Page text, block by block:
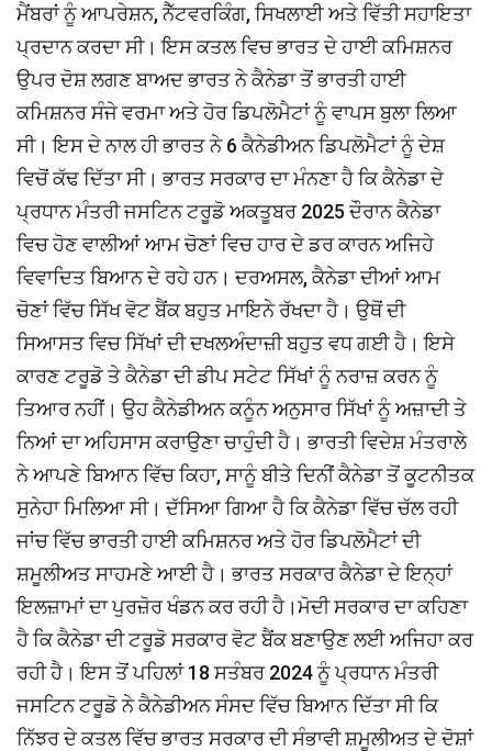
ਮੈਂਬਰਾਂ ਨੂੰ ਆਪਰੇਸ਼ਨ, ਨੈੱਟਵਰਕਿੰਗ, ਸਿਖਲਾਈ ਅਤੇ ਵਿੱਤੀ ਸਹਾਇਤਾ
ਪ੍ਰਦਾਨ ਕਰਦਾ ਸੀ। ਇਸ ਕਤਲ ਵਿਚ ਭਾਰਤ ਦੇ ਹਾਈ ਕਮਿਸ਼ਨਰ
ਉਪਰ ਦੋਸ਼ ਲਗਣ ਬਾਅਦ ਭਾਰਤ ਨੇ ਕੈਨੇਡਾ ਤੋਂ ਭਾਰਤੀ ਹਾਈ
ਕਮਿਸ਼ਨਰ ਸੰਜੇ ਵਰਮਾ ਅਤੇ ਹੋਰ ਡਿਪਲੋਮੈਟਾਂ ਨੂੰ ਵਾਪਸ ਬੁਲਾ ਲਿਆ
ਸੀ। ਇਸ ਦੇ ਨਾਲ ਹੀ ਭਾਰਤ ਨੇ 6 ਕੈਨੇਡੀਅਨ ਡਿਪਲੋਮੈਟਾਂ ਨੂੰ ਦੇਸ਼
ਵਿਚੋਂ ਕੱਢ ਦਿੱਤਾ ਸੀ। ਭਾਰਤ ਸਰਕਾਰ ਦਾ ਮੰਨਣਾ ਹੈ ਕਿ ਕੈਨੇਡਾ ਦੇ
ਪ੍ਰਧਾਨ ਮੰਤਰੀ ਜਸਟਿਨ ਟਰੂਡੋ ਅਕਤੂਬਰ 2025 ਦੌਰਾਨ ਕੈਨੇਡਾ
ਵਿਚ ਹੋਣ ਵਾਲੀਆਂ ਆਮ ਚੋਣਾਂ ਵਿਚ ਹਾਰ ਦੇ ਡਰ ਕਾਰਨ ਅਜਿਹੇ
ਵਿਵਾਦਿਤ ਬਿਆਨ ਦੇ ਰਹੇ ਹਨ। ਦਰਅਸਲ, ਕੈਨੇਡਾ ਦੀਆਂ ਆਮ
ਚੋਣਾਂ ਵਿੱਚ ਸਿੱਖ ਵੋਟ ਬੈਂਕ ਬਹੁਤ ਮਾਇਨੇ ਰੱਖਦਾ ਹੈ। ਉਥੋਂ ਦੀ
ਸਿਆਸਤ ਵਿਚ ਸਿੱਖਾਂ ਦੀ ਦਖਲਅੰਦਾਜ਼ੀ ਬਹੁਤ ਵਧ ਗਈ ਹੈ। ਇਸੇ
ਕਾਰਣ ਟਰੂਡੋ ਤੇ ਕੈਨੇਡਾ ਦੀ ਡੀਪ ਸਟੇਟ ਸਿੱਖਾਂ ਨੂੰ ਨਰਾਜ਼ ਕਰਨ ਨੂੰ
ਤਿਆਰ ਨਹੀਂ। ਉਹ ਕੈਨੇਡੀਅਨ ਕਨੂੰਨ ਅਨੁਸਾਰ ਸਿੱਖਾਂ ਨੂੰ ਅਜ਼ਾਦੀ ਤੇ
ਨਿਆਂ ਦਾ ਅਹਿਸਾਸ ਕਰਾਉਣਾ ਚਾਹੁੰਦੀ ਹੈ। ਭਾਰਤੀ ਵਿਦੇਸ਼ ਮੰਤਰਾਲੇ
ਨੇ ਆਪਣੇ ਬਿਆਨ ਵਿੱਚ ਕਿਹਾ, ਸਾਨੂੰ ਬੀਤੇ ਦਿਨੀਂ ਕੈਨੇਡਾ ਤੋਂ ਕੂਟਨੀਤਕ
ਸੁਨੇਹਾ ਮਿਲਿਆ ਸੀ। ਦੱਸਿਆ ਗਿਆ ਹੈ ਕਿ ਕੈਨੇਡਾ ਵਿੱਚ ਚੱਲ ਰਹੀ
ਜਾਂਚ ਵਿੱਚ ਭਾਰਤੀ ਹਾਈ ਕਮਿਸ਼ਨਰ ਅਤੇ ਹੋਰ ਡਿਪਲੋਮੈਟਾਂ ਦੀ
ਸ਼ਮੂਲੀਅਤ ਸਾਹਮਣੇ ਆਈ ਹੈ। ਭਾਰਤ ਸਰਕਾਰ ਕੈਨੇਡਾ ਦੇ ਇਨ੍ਹਾਂ
ਇਲਜ਼ਾਮਾਂ ਦਾ ਪੁਰਜ਼ੋਰ ਖੰਡਨ ਕਰ ਰਹੀ ਹੈ।ਮੋਦੀ ਸਰਕਾਰ ਦਾ ਕਹਿਣਾ
ਹੈ ਕਿ ਕੈਨੇਡਾ ਦੀ ਟਰੂਡੋ ਸਰਕਾਰ ਵੋਟ ਬੈਂਕ ਬਣਾਉਣ ਲਈ ਅਜਿਹਾ ਕਰ
ਰਹੀ ਹੈ। ਇਸ ਤੋਂ ਪਹਿਲਾਂ 18 ਸਤੰਬਰ 2024 ਨੂੰ ਪ੍ਰਧਾਨ ਮੰਤਰੀ
ਜਸਟਿਨ ਟਰੂਡੋ ਨੇ ਕੈਨੇਡੀਅਨ ਸੰਸਦ ਵਿੱਚ ਬਿਆਨ ਦਿੱਤਾ ਸੀ ਕਿ
ਨਿੱਝਰ ਦੇ ਕਤਲ ਵਿੱਚ ਭਾਰਤ ਸਰਕਾਰ ਦੀ ਸੰਭਾਵੀ ਸ਼ਮੂਲੀਅਤ ਦੇ ਦੋਸ਼ਾਂ